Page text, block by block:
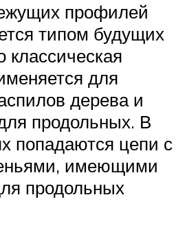
профилей
типом будущих
для
дерева и
продольных. В
попадаются цепи с
имеющими
продольных